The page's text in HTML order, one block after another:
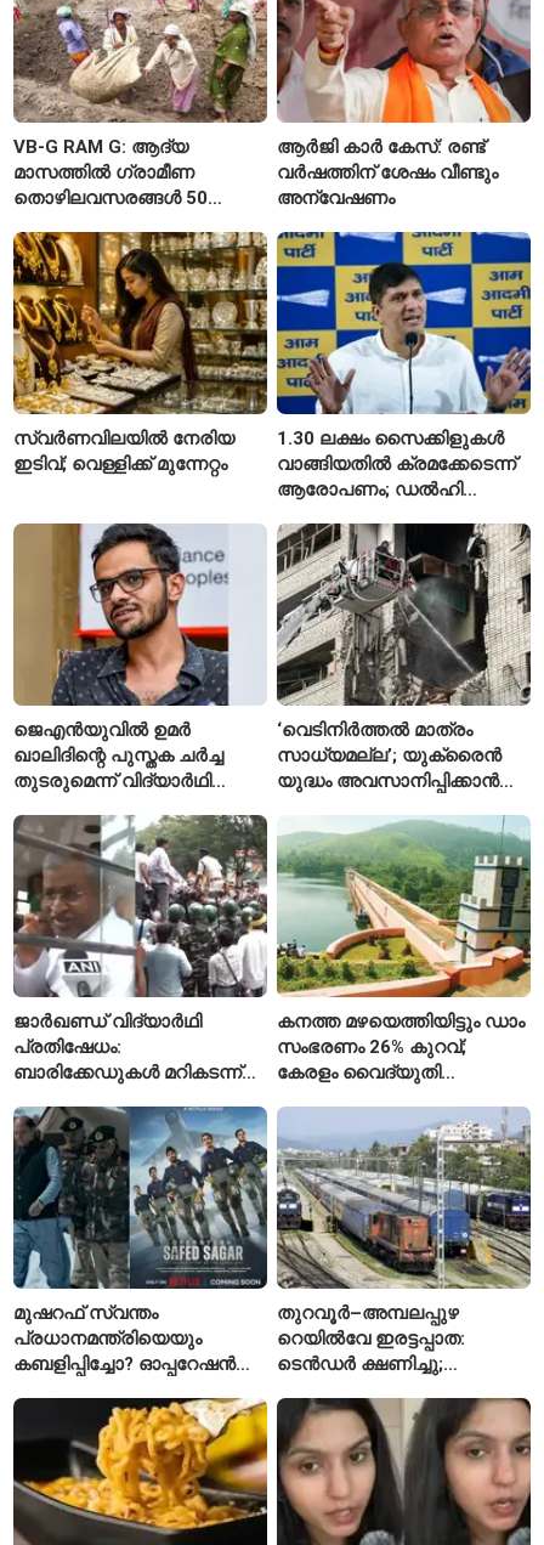
VB-G RAM G: ആദ്യ
മാസത്തിൽ ഗ്രാമീണ
തൊഴിലവസരങ്ങൾ 50
ആർജി കാർ കേസ്: രണ്ട്
വർഷത്തിന് ശേഷം വീണ്ടും
അന്വേഷണം
സ്വർണവിലയിൽ നേരിയ
ഇടിവ്; വെള്ളിക്ക് മുന്നേറ്റം
1.30 ലക്ഷം സൈക്കിളുകൾ
വാങ്ങിയതിൽ ക്രമക്കേടെന്ന്
ആരോപണം; ഡൽഹി
ജെഎൻയുവിൽ ഉമർ
ഖാലിദിന്റെ പുസ്തക ചർച്ച
തുടരുമെന്ന് വിദ്യാർഥി
‘വെടിനിർത്തൽ മാത്രം
സാധ്യമല്ല’; യുക്രൈൻ
യുദ്ധം അവസാനിപ്പിക്കാൻ
റഷ്യ
ജാർഖണ്ഡ് വിദ്യാർഥി
പ്രതിഷേധം:
ബാരിക്കേഡുകൾ മറികടന്ന്
കനത്ത മഴയെത്തിയിട്ടും ഡാം
സംഭരണം 26% കുറവ്;
കേരളം വൈദ്യുതി
മുഷറഫ് സ്വന്തം
പ്രധാനമന്ത്രിയെയും
കബളിപ്പിച്ചോ? ഓപ്പറേഷൻ
യഥാർഥ കഥ
തുറവൂർ–അമ്പലപ്പുഴ
റെയിൽവേ ഇരട്ടപ്പാത:
ടെൻഡർ ക്ഷണിച്ചു;
ആശങ്കയും